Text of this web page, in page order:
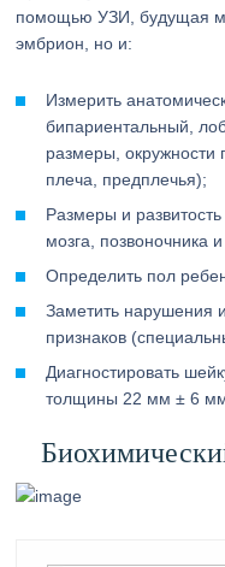
помощью УЗИ, будущая
эмбрион, но и:
Измерить
бипариентальный,
размеры, окружности
плеча, предплечья);
Размеры и
мозга, позвоночника и
Определить пол
Заметить нарушения
признаков
Диагностировать
толщины 22 мм ± 6